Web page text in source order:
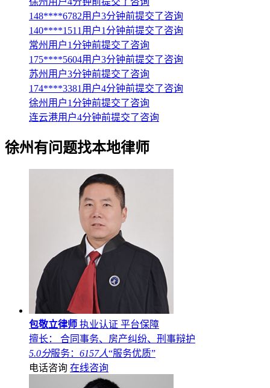
148****6782用户3分钟前提交了咨询
140****1511用户1分钟前提交了咨询
常州用户1分钟前提交了咨询
175****5604用户3分钟前提交了咨询
苏州用户3分钟前提交了咨询
174****3381用户4分钟前提交了咨询
徐州用户1分钟前提交了咨询
连云港用户4分钟前提交了咨询
徐州有问题找本地律师
包敬立律师 执业认证 平台保障
擅长： 合同事务、房产纠纷、刑事辩护
5.0分服务： 6157人“服务优质”
电话咨询 在线咨询